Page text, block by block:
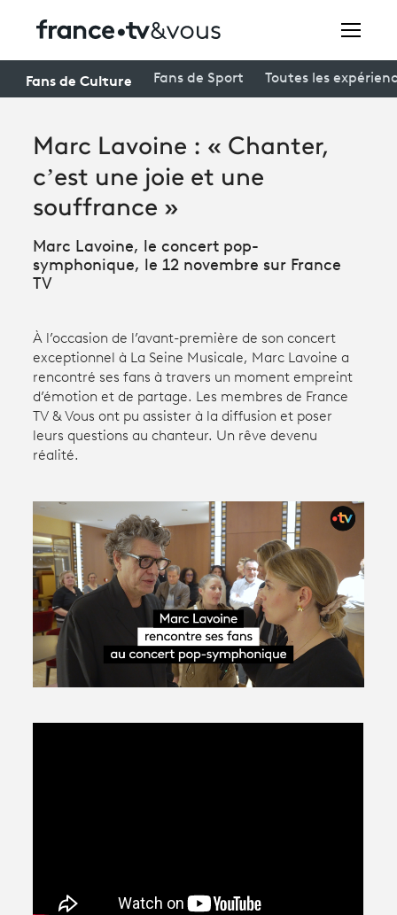
Avantages fidélité
Festivals
Creators
Participer et assister à une émission
Productions et innovation
Programme tv
Fans de Culture Fans de Sport Toutes les
Marc Lavoine : « Chanter,
c’est une joie et une
souffrance »
Marc Lavoine, le concert pop-
symphonique, le 12 novembre sur France
TV
À l’occasion de l’avant-première de son concert
exceptionnel à La Seine Musicale, Marc Lavoine a
rencontré ses fans à travers un moment empreint
d’émotion et de partage. Les membres de France
TV & Vous ont pu assister à la diffusion et poser
leurs questions au chanteur. Un rêve devenu
réalité.